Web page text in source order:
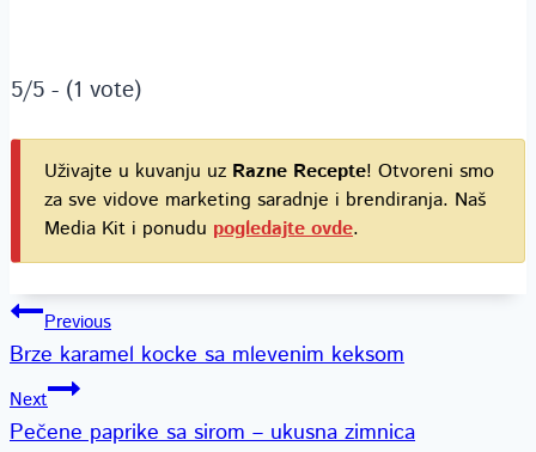
5/5 - (1 vote)
Uživajte u kuvanju uz Razne Recepte! Otvoreni smo
za sve vidove marketing saradnje i brendiranja. Naš
Media Kit i ponudu pogledajte ovde.
Kretanje
članka
Previous
Brze karamel kocke sa mlevenim keksom
Next
Pečene paprike sa sirom – ukusna zimnica